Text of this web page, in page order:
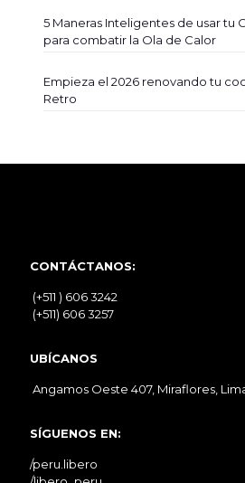
5 Maneras Inteligentes de usar tu
para combatir la Ola de Calor
Empieza el 2026 renovando tu
Retro
CONTÁCTANOS:
(+511 ) 606 3242
(+511) 606 3257
UBÍCANOS
Angamos Oeste 407, Miraflores,
SÍGUENOS EN:
/peru.libero